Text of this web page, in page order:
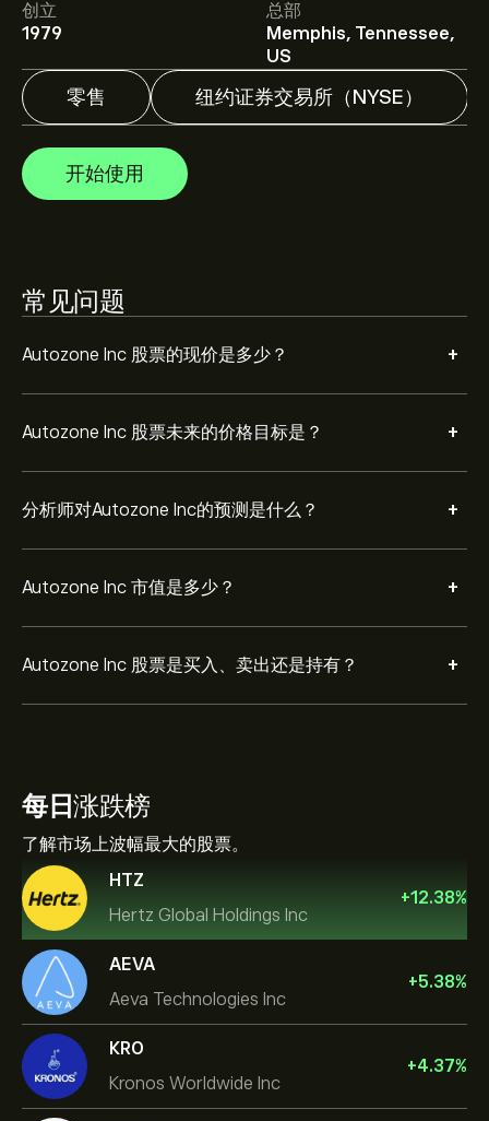
创立
1979
总部
Memphis, Tennessee,
US
零售 纽约证券交易所（NYSE）
开始使用
常见问题
Autozone Inc 股票的现价是多少？ +
Autozone Inc 股票未来的价格目标是？ +
分析师对Autozone Inc的预测是什么？ +
分析师根据市场趋势、财务报告和预期增长对Autozone
Inc的预测。查看最新预测，了解未来价格走势。
Autozone Inc 市值是多少？ +
Autozone Inc 市值为 ‎$‎51.05B 美元
Autozone Inc 股票是买入、卖出还是持有？ +
根据 13 位分析师在过去三个月对 AZO 的建议，总体共识
每日涨跌榜
了解市场上波幅最大的股票。
HTZ
Hertz Global Holdings Inc
+12.38%
AEVA
Aeva Technologies Inc
+5.38%
KRO
Kronos Worldwide Inc
+4.37%